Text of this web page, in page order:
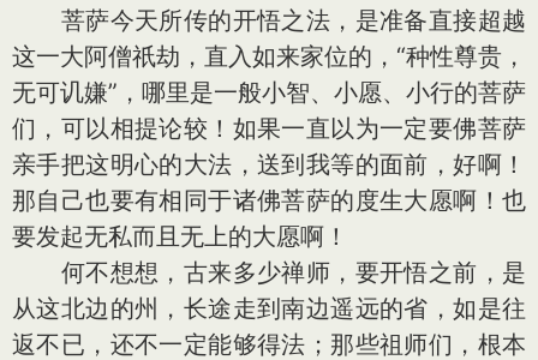
菩萨今天所传的开悟之法，是准备直接超越
这一大阿僧祇劫，直入如来家位的，“种性尊贵，
无可讥嫌”，哪里是一般小智、小愿、小行的菩萨
们，可以相提论较！如果一直以为一定要佛菩萨
亲手把这明心的大法，送到我等的面前，好啊！
那自己也要有相同于诸佛菩萨的度生大愿啊！也
要发起无私而且无上的大愿啊！
何不想想，古来多少禅师，要开悟之前，是
从这北边的州，长途走到南边遥远的省，如是往
返不已，还不一定能够得法；那些祖师们，根本